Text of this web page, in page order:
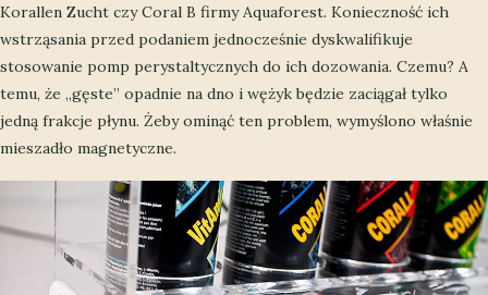
Korallen Zucht czy Coral B firmy Aquaforest. Konieczność ich
wstrząsania przed podaniem jednocześnie dyskwalifikuje
stosowanie pomp perystaltycznych do ich dozowania. Czemu? A
temu, że „gęste” opadnie na dno i wężyk będzie zaciągał tylko
jedną frakcje płynu. Żeby ominąć ten problem, wymyślono właśnie
mieszadło magnetyczne.